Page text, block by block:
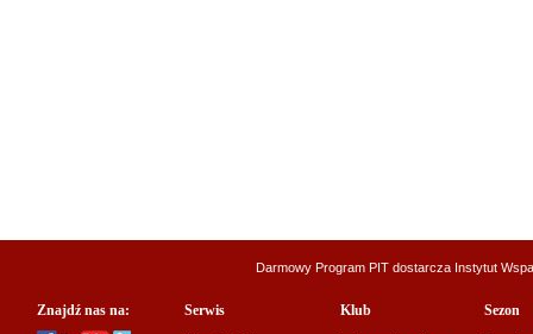
Darmowy Program PIT dostarcza Instytut
Znajdź nas na: Serwis Klub Sezon